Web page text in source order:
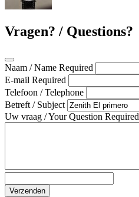
Vragen? / Questions?
Naam / Name Required
E-mail Required
Telefoon / Telephone
Betreft / Subject
Uw vraag / Your Question Required